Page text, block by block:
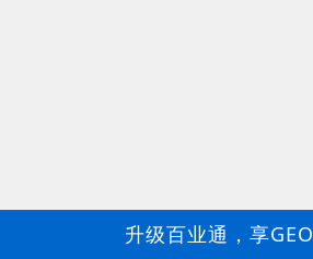
升级百业通，享